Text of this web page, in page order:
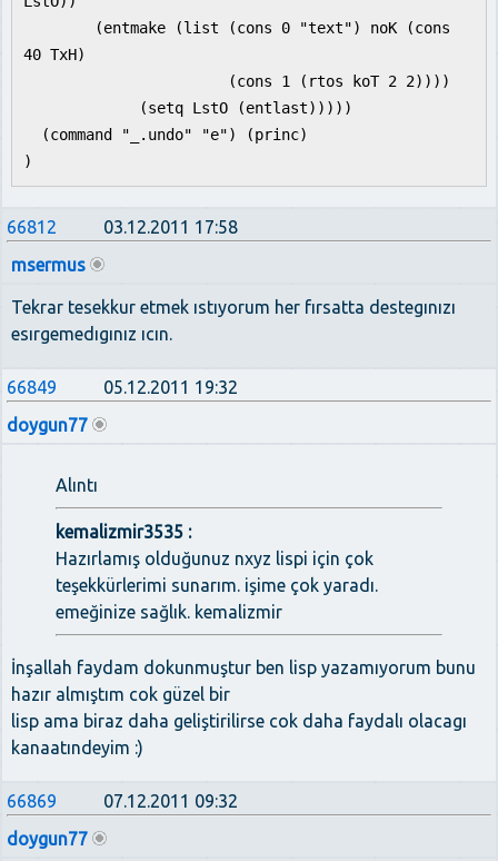
(entmake (list (cons 0 "text") noK (cons
40 TxH)
(cons 1 (rtos koT 2 2))))
(setq LstO (entlast)))))
(command "_.undo" "e") (princ)
)
66812
03.12.2011 17:58
msermus
Tekrar tesekkur etmek ıstıyorum her fırsatta destegınızı
esırgemedıgınız ıcın.
66849
05.12.2011 19:32
doygun77
Alıntı
kemalizmir3535 :
Hazırlamış olduğunuz nxyz lispi için çok
teşekkürlerimi sunarım. işime çok yaradı.
emeğinize sağlık. kemalizmir
İnşallah faydam dokunmuştur ben lisp yazamıyorum bunu
hazır almıştım cok güzel bir
lisp ama biraz daha geliştirilirse cok daha faydalı olacagı
kanaatındeyim :)
66869
07.12.2011 09:32
doygun77